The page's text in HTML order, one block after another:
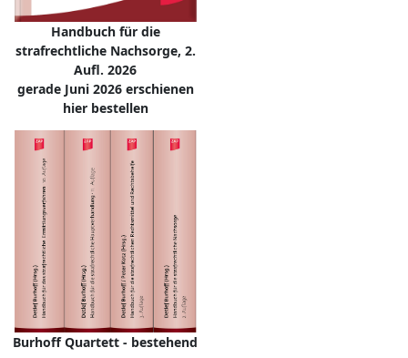
Handbuch für die
strafrechtliche Nachsorge, 2.
Aufl. 2026
gerade Juni 2026 erschienen
hier bestellen
Burhoff Quartett - bestehend